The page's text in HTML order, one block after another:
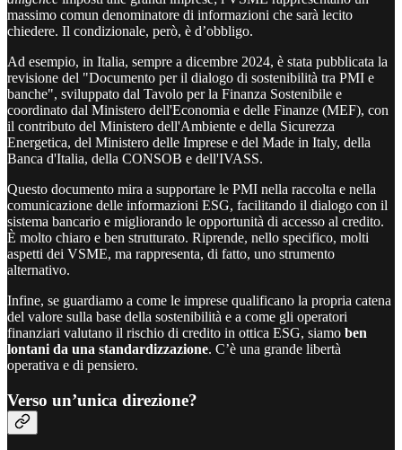
massimo comun denominatore di informazioni che sarà lecito
chiedere. Il condizionale, però, è d’obbligo.
Ad esempio, in Italia, sempre a dicembre 2024, è stata pubblicata la
revisione del "Documento per il dialogo di sostenibilità tra PMI e
banche", sviluppato dal Tavolo per la Finanza Sostenibile e
coordinato dal Ministero dell'Economia e delle Finanze (MEF), con
il contributo del Ministero dell'Ambiente e della Sicurezza
Energetica, del Ministero delle Imprese e del Made in Italy, della
Banca d'Italia, della CONSOB e dell'IVASS.
Questo documento mira a supportare le PMI nella raccolta e nella
comunicazione delle informazioni ESG, facilitando il dialogo con il
sistema bancario e migliorando le opportunità di accesso al credito.
È molto chiaro e ben strutturato. Riprende, nello specifico, molti
aspetti dei VSME, ma rappresenta, di fatto, uno strumento
alternativo.
Infine, se guardiamo a come le imprese qualificano la propria catena
del valore sulla base della sostenibilità e a come gli operatori
finanziari valutano il rischio di credito in ottica ESG, siamo ben
lontani da una standardizzazione. C’è una grande libertà
operativa e di pensiero.
Verso un’unica direzione?